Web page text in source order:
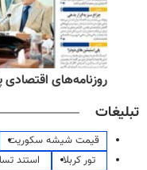
روزنامه‌های اقتصادی پنج‌شنبه
تبلیغات
قیمت شیشه سکوریت
تور کربلا
استند